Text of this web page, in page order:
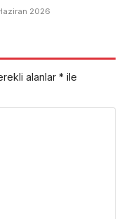
2026
alanlar * ile